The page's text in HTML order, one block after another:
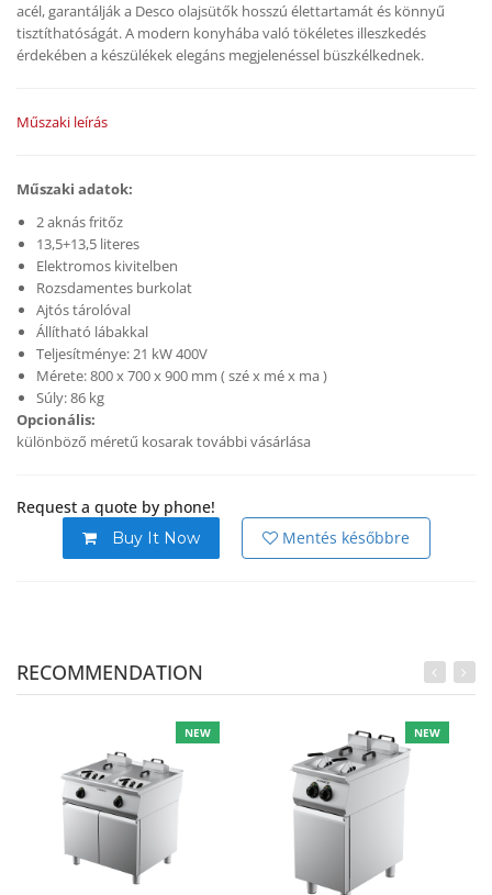
acél, garantálják a Desco olajsütők hosszú élettartamát és könnyű
tisztíthatóságát. A modern konyhába való tökéletes illeszkedés
érdekében a készülékek elegáns megjelenéssel büszkélkednek.
Műszaki leírás
Műszaki adatok:
2 aknás fritőz
13,5+13,5 literes
Elektromos kivitelben
Rozsdamentes burkolat
Ajtós tárolóval
Állítható lábakkal
Teljesítménye:21 kW 400V
Mérete:800 x 700 x 900 mm ( szé x mé x ma )
Súly: 86 kg
Opcionális:
különböző méretű kosarak további vásárlása
Request a quote by phone!
Buy It Now Mentés későbbre
RECOMMENDATION
NEW NEW